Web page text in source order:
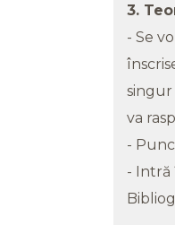
3.
- Se
singur
va
-
- Intră